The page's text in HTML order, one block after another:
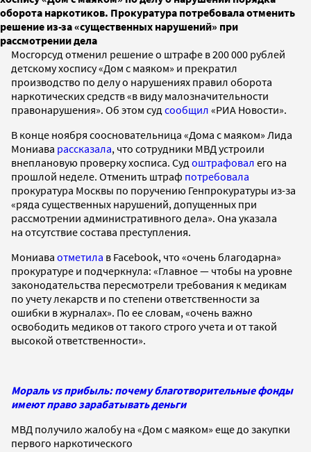
оборота наркотиков. Прокуратура потребовала отменить
решение из-за «существенных нарушений» при
рассмотрении дела
Мосгорсуд отменил решение о штрафе в 200 000 рублей
детскому хоспису «Дом с маяком» и прекратил
производство по делу о нарушениях правил оборота
наркотических средств «в виду малозначительности
правонарушения». Об этом суд сообщил «РИА Новости».
В конце ноября соосновательница «Дома с маяком» Лида
Мониава рассказала, что сотрудники МВД устроили
внеплановую проверку хосписа. Суд оштрафовал его на
прошлой неделе. Отменить штраф потребовала
прокуратура Москвы по поручению Генпрокуратуры из-за
«ряда существенных нарушений, допущенных при
рассмотрении административного дела». Она указала
на отсутствие состава преступления.
Мониава отметила в Facebook, что «очень благодарна»
прокуратуре и подчеркнула: «Главное — чтобы на уровне
законодательства пересмотрели требования к медикам
по учету лекарств и по степени ответственности за
ошибки в журналах». По ее словам, «очень важно
освободить медиков от такого строго учета и от такой
высокой ответственности».
Мораль vs прибыль: почему благотворительные фонды
имеют право зарабатывать деньги
МВД получило жалобу на «Дом с маяком» еще до закупки
первого наркотического